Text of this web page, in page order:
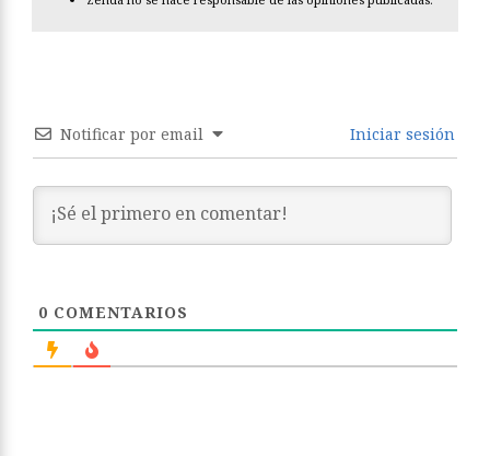
Notificar por email Iniciar sesión
0 COMENTARIOS